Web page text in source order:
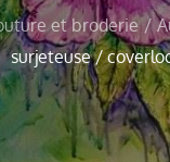
et broderie
surjeteuse /